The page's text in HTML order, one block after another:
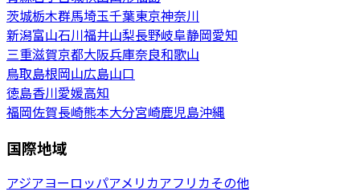
茨城栃木群馬埼玉千葉東京神奈川
新潟富山石川福井山梨長野岐阜静岡愛知
三重滋賀京都大阪兵庫奈良和歌山
鳥取島根岡山広島山口
徳島香川愛媛高知
福岡佐賀長崎熊本大分宮崎鹿児島沖縄
国際地域
アジアヨーロッパアメリカアフリカその他